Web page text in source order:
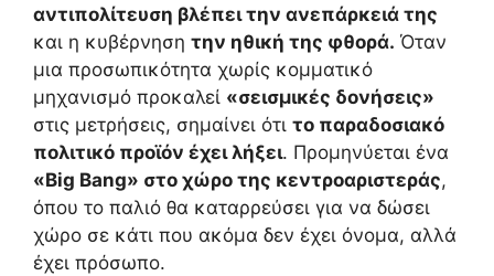
αντιπολίτευση βλέπει την ανεπάρκειά της
και η κυβέρνηση την ηθική της φθορά. Όταν
μια προσωπικότητα χωρίς κομματικό
μηχανισμό προκαλεί «σεισμικές δονήσεις»
στις μετρήσεις, σημαίνει ότι το παραδοσιακό
πολιτικό προϊόν έχει λήξει. Προμηνύεται ένα
«Big Bang» στο χώρο της κεντροαριστεράς,
όπου το παλιό θα καταρρεύσει για να δώσει
χώρο σε κάτι που ακόμα δεν έχει όνομα, αλλά
έχει πρόσωπο.